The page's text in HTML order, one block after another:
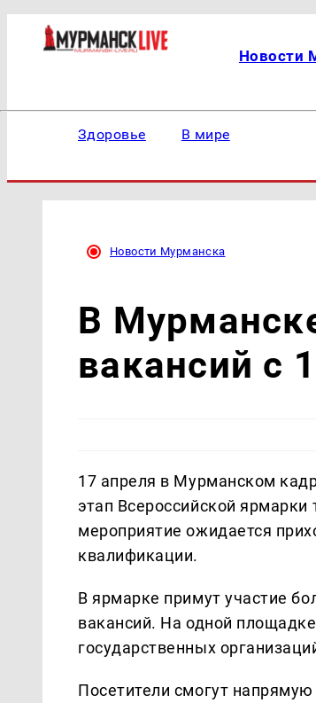
Новости
Здоровье В мире
Новости Мурманска
В
вакансий с
17 апреля в Мурманском
этап Всероссийской
мероприятие ожидается
квалификации.
В ярмарке примут участие
вакансий. На одной
государственных
Посетители смогут